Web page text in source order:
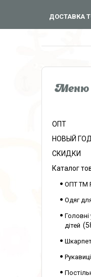
ДОСТАВКА
ОПТ
НОВЫЙ
СКИДКИ
Каталог
ОПТ ТМ
Одяг
дітей